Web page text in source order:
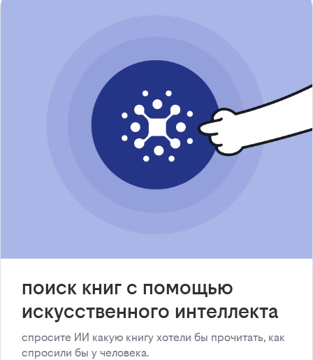
поиск книг с помощью
искусственного интеллекта
спросите ИИ какую книгу хотели бы прочитать, как
спросили бы у человека.